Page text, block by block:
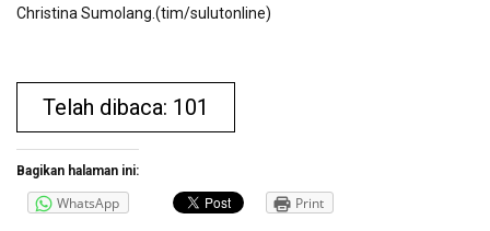
Christina Sumolang.(tim/sulutonline)
Telah dibaca: 101
Bagikan halaman ini:
WhatsApp Print